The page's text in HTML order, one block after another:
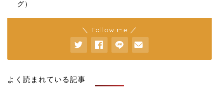
グ）
＼ Follow me ／
よく読まれている記事